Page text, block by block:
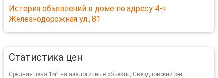
История объявлений в доме по адресу 4-я
Железнодорожная ул., 81
Статистика цен
Средняя цена 1м² на аналогичные объекты, Свердловский р-н